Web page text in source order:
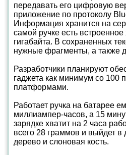
передавать его цифровую
приложение по протоколу
Информация хранится на
самой ручке есть
гигабайта. В сохраненных
нужные фрагменты, а также
Разработчики планируют
гаджета как минимум со 100
платформами.
Работает ручка на батарее
миллиампер-часов, а 15
зарядке хватит на 2 часа
всего 28 граммов и выйдет в
дерево и слоновая кость.